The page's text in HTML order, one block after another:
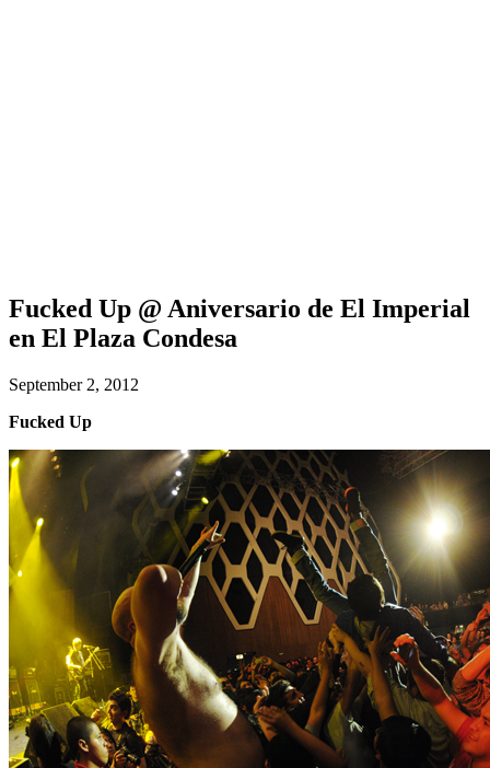
Fucked Up @ Aniversario de El Imperial
en El Plaza Condesa
September 2, 2012
Fucked Up